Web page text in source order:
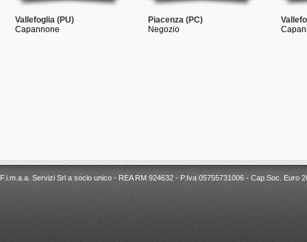
F.i.m.a.a. Servizi Srl a socio unico - REA RM 924632 - P.Iva 05755731006 - Cap.Soc. Euro